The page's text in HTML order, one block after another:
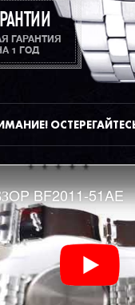
ГАРАНТИЯ
1 ГОД
BF2011-51AE